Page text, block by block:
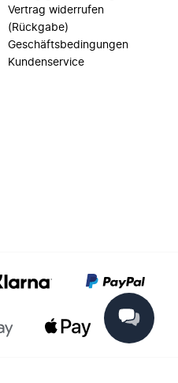
Vertrag widerrufen
(Rückgabe)
Geschäftsbedingungen
Kundenservice